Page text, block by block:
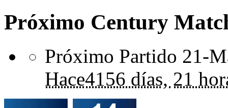
Próximo Century
Próximo Partido 21-
Hace4156 días, 21